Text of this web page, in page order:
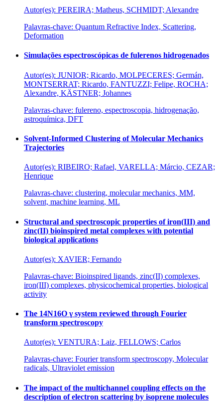
Autor(es): PEREIRA; Matheus, SCHMIDT; Alexandre
Palavras-chave: Quantum Refractive Index, Scattering,
Deformation
Simulações espectroscópicas de fulerenos hidrogenados
Autor(es): JUNIOR; Ricardo, MOLPECERES; Germán,
MONTSERRAT; Ricardo, FANTUZZI; Felipe, ROCHA;
Alexandre, KÄSTNER; Johannes
Palavras-chave: fulereno, espectroscopia, hidrogenação,
astroquímica, DFT
Solvent-Informed Clustering of Molecular Mechanics
Trajectories
Autor(es): RIBEIRO; Rafael, VARELLA; Márcio, CEZAR;
Henrique
Palavras-chave: clustering, molecular mechanics, MM,
solvent, machine learning, ML
Structural and spectroscopic properties of iron(III) and
zinc(II) bioinspired metal complexes with potential
biological applications
Autor(es): XAVIER; Fernando
Palavras-chave: Bioinspired ligands, zinc(II) complexes,
iron(III) complexes, physicochemical properties, biological
activity
The 14N16O γ system reviewed through Fourier
transform spectroscopy
Autor(es): VENTURA; Laiz, FELLOWS; Carlos
Palavras-chave: Fourier transform spectroscopy, Molecular
radicals, Ultraviolet emission
The impact of the multichannel coupling effects on the
description of electron scattering by isoprene molecules